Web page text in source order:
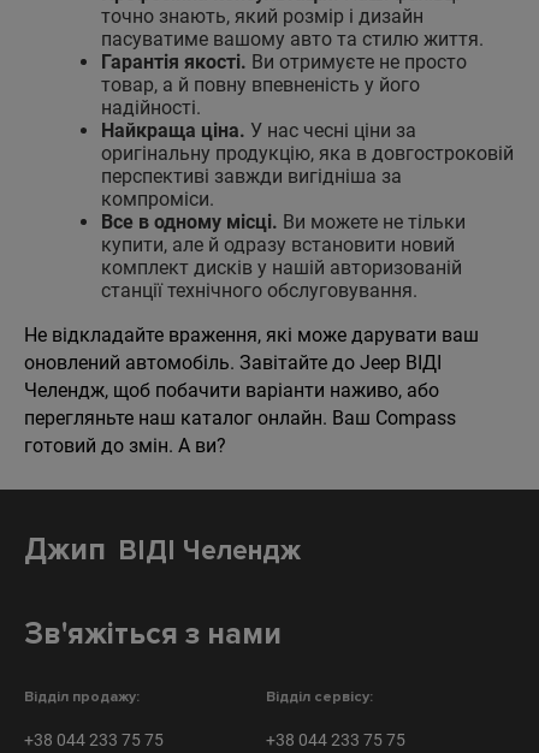
точно знають, який розмір і дизайн
пасуватиме вашому авто та стилю життя.
Гарантія якості. Ви отримуєте не просто
товар, а й повну впевненість у його
надійності.
Найкраща ціна. У нас чесні ціни за
оригінальну продукцію, яка в довгостроковій
перспективі завжди вигідніша за
компроміси.
Все в одному місці. Ви можете не тільки
купити, але й одразу встановити новий
комплект дисків у нашій авторизованій
станції технічного обслуговування.
Не відкладайте враження, які може дарувати ваш
оновлений автомобіль. Завітайте до Jeep ВІДІ
Челендж, щоб побачити варіанти наживо, або
перегляньте наш каталог онлайн. Ваш Compass
готовий до змін. А ви?
Джип ВІДІ Челендж
Зв'яжіться з нами
Відділ продажу:
+38 044 233 75 75
Відділ сервісу:
+38 044 233 75 75